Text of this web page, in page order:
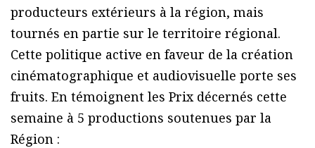
producteurs extérieurs à la région, mais
tournés en partie sur le territoire régional.
Cette politique active en faveur de la création
cinématographique et audiovisuelle porte ses
fruits. En témoignent les Prix décernés cette
semaine à 5 productions soutenues par la
Région :